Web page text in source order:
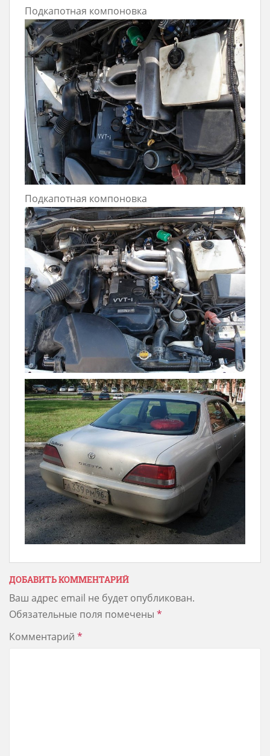
Подкапотная компоновка
Подкапотная компоновка
ДОБАВИТЬ КОММЕНТАРИЙ
Ваш адрес email не будет опубликован.
Обязательные поля помечены *
Комментарий *